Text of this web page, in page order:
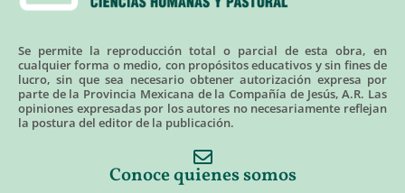
Se permite la reproducción total o parcial de esta obra, en
cualquier forma o medio, con propósitos educativos y sin fines de
lucro, sin que sea necesario obtener autorización expresa por
parte de la Provincia Mexicana de la Compañía de Jesús, A.R. Las
opiniones expresadas por los autores no necesariamente reflejan
la postura del editor de la publicación.
Conoce quienes somos